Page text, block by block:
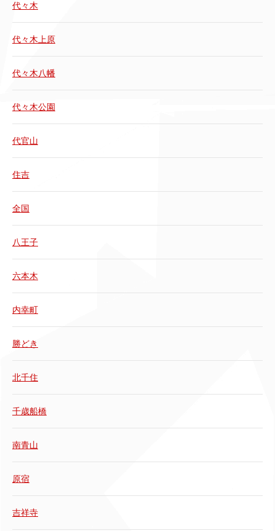
代々木
代々木上原
代々木八幡
代々木公園
代官山
住吉
全国
八王子
六本木
内幸町
勝どき
北千住
千歳船橋
南青山
原宿
吉祥寺